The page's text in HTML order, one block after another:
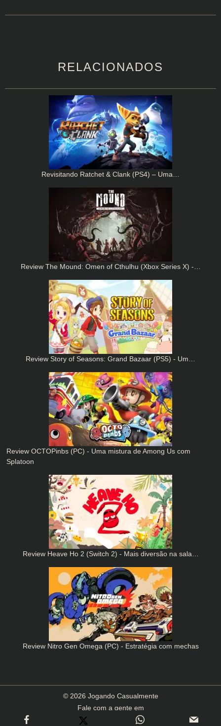
RELACIONADOS
Revisitando Ratchet & Clank (PS4) – Uma…
Review The Mound: Omen of Cthulhu (Xbox Series X) -…
Review Story of Seasons: Grand Bazaar (PS5) - Um…
Review OCTOPinbs (PC) - Uma mistura de Among Us com
Splatoon
Review Heave Ho 2 (Switch 2) - Mais diversão na sala…
Review Nitro Gen Omega (PC) - Estratégia com mechas
© 2026 Jogando Casualmente
Fale com a gente em
contato(arroba)jogandocasualmente.com.br